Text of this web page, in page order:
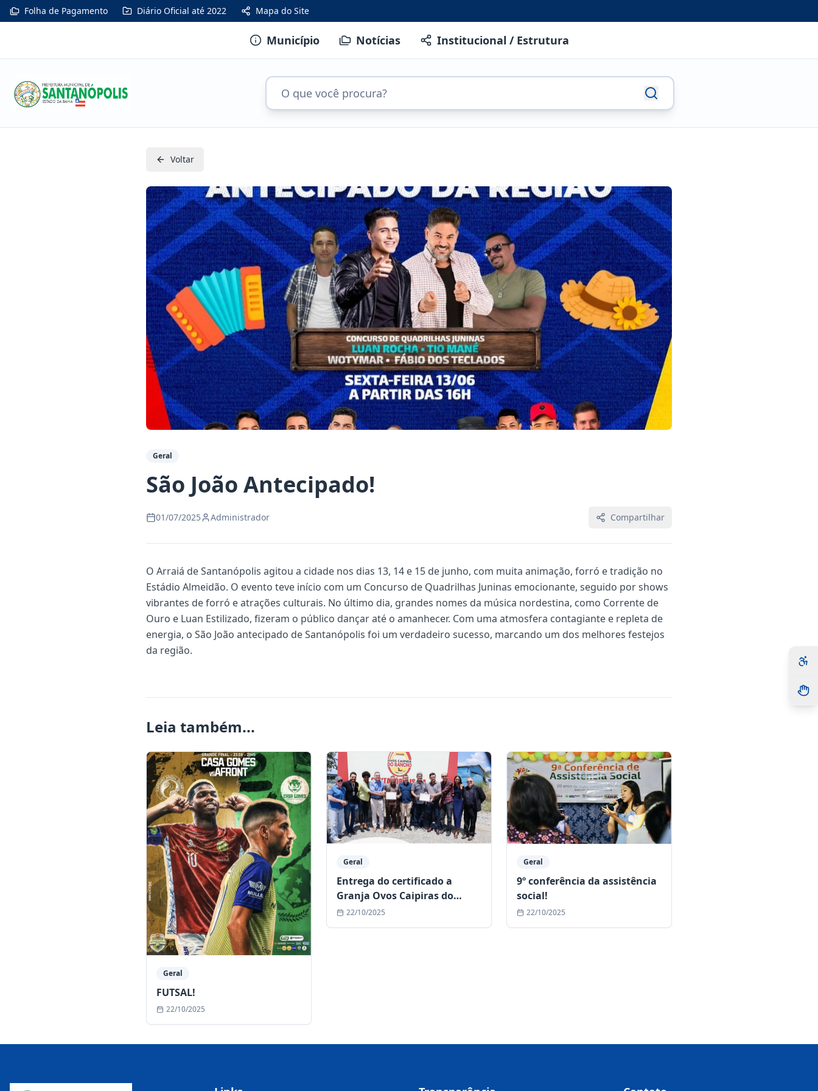
Folha de Pagamento Diário Oficial até 2022 Mapa do Site
Município Notícias Institucional / Estrutura
Voltar
Geral
São João Antecipado!
01/07/2025 Administrador Compartilhar
O Arraiá de Santanópolis agitou a cidade nos dias 13, 14 e 15 de junho, com muita animação, forró e tradição no
Estádio Almeidão. O evento teve início com um Concurso de Quadrilhas Juninas emocionante, seguido por shows
vibrantes de forró e atrações culturais. No último dia, grandes nomes da música nordestina, como Corrente de
Ouro e Luan Estilizado, fizeram o público dançar até o amanhecer. Com uma atmosfera contagiante e repleta de
energia, o São João antecipado de Santanópolis foi um verdadeiro sucesso, marcando um dos melhores festejos
da região.
Leia também...
Geral
FUTSAL!
22/10/2025
Geral
Entrega do certificado a
Granja Ovos Caipiras do
Rancho!
22/10/2025
Geral
9º conferência da assistência
social!
22/10/2025